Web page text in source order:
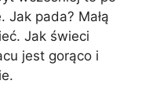
Jak pada? Małą
Jak świeci
jest gorąco i